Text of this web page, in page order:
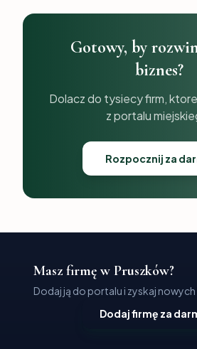
Gotowy, by
biznes?
Dolacz do tysiecy firm,
z portalu
Rozpocznij za
Masz firmę w Pruszków?
Dodaj ją do portalu i zyskaj
Dodaj firmę za